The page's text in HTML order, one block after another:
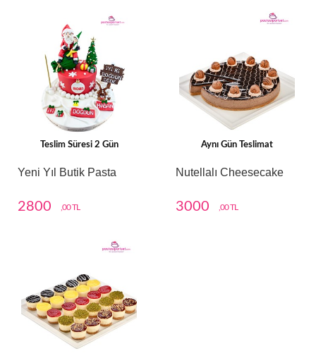
Teslim Süresi 2 Gün
Yeni Yıl Butik Pasta
2800 ,00 TL
Aynı Gün Teslimat
Nutellalı Cheesecake
3000 ,00 TL